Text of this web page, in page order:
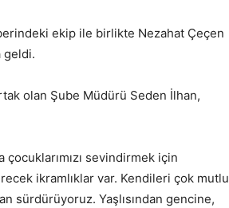
ekip ile birlikte Nezahat Çeçen
geldi.
olan Şube Müdürü Seden İlhan,
sevindirmek için
ikramlıklar var. Kendileri çok mutlu
sürdürüyoruz. Yaşlısından gencine,